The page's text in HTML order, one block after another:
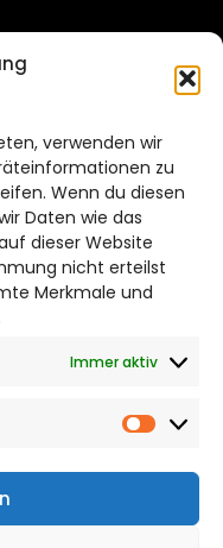
verwenden wir
zu
Wenn du diesen
Daten wie das
dieser Website
nicht erteilst
Merkmale und
Immer aktiv